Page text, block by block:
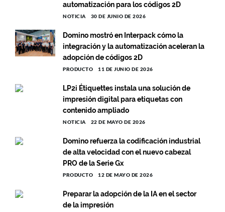
automatización para los códigos 2D
NOTICIA 30 DE JUNIO DE 2026
Domino mostró en Interpack cómo la
integración y la automatización aceleran la
adopción de códigos 2D
PRODUCTO 11 DE JUNIO DE 2026
LP2i Étiquettes instala una solución de
impresión digital para etiquetas con
contenido ampliado
NOTICIA 22 DE MAYO DE 2026
Domino refuerza la codificación industrial
de alta velocidad con el nuevo cabezal
PRO de la Serie Gx
PRODUCTO 12 DE MAYO DE 2026
Preparar la adopción de la IA en el sector
de la impresión